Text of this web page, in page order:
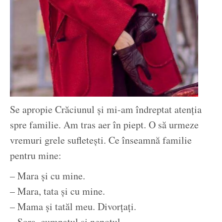
Se apropie Crăciunul şi mi-am îndreptat atenţia
spre familie. Am tras aer în piept. O să urmeze
vremuri grele sufleteşti. Ce înseamnă familie
pentru mine:
– Mara şi cu mine.
– Mara, tata şi cu mine.
– Mama şi tatăl meu. Divorţaţi.